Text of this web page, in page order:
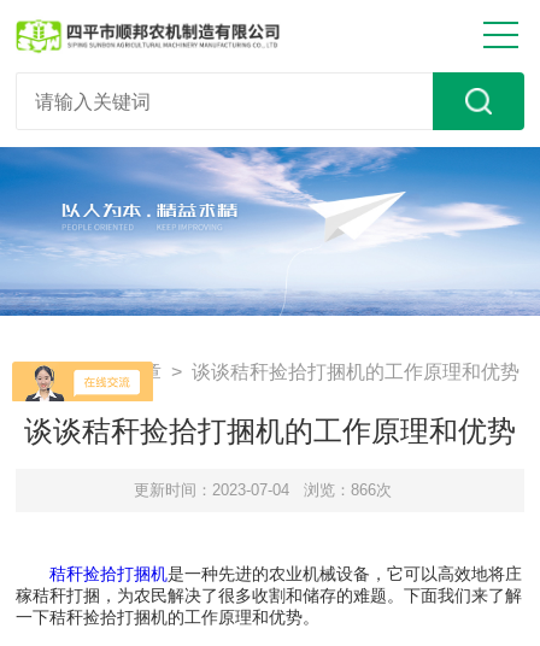
首页 >技术文章 > 谈谈秸秆捡拾打捆机的工作原理和优势
谈谈秸秆捡拾打捆机的工作原理和优势
更新时间：2023-07-04 浏览：866次
秸秆捡拾打捆机是一种先进的农业机械设备，它可以高效地将庄
稼秸秆打捆，为农民解决了很多收割和储存的难题。下面我们来了解
一下秸秆捡拾打捆机的工作原理和优势。